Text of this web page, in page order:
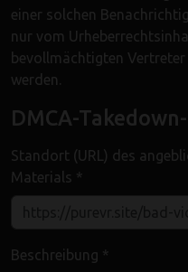
einer solchen
nur vom
bevollmächtigten
werden.
DMCA-
Standort (URL) des
Materials *
Beschreibung *